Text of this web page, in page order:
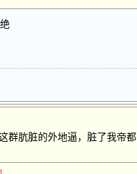
群肮脏的外地逼，脏了我帝